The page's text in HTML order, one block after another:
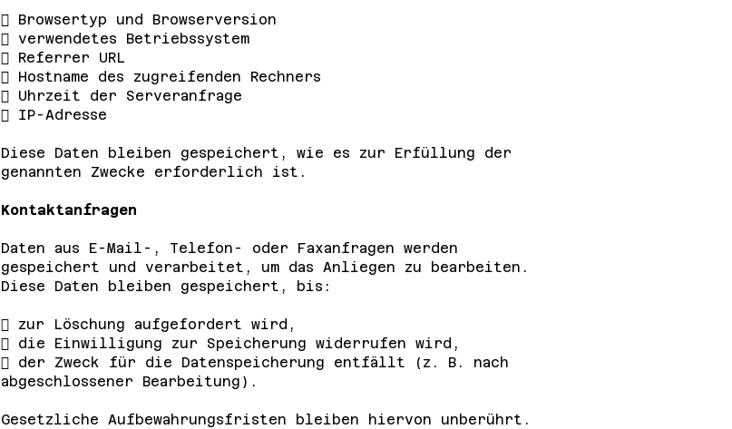
 Browsertyp und Browserversion
 verwendetes Betriebssystem
 Referrer URL
 Hostname des zugreifenden Rechners
 Uhrzeit der Serveranfrage
 IP-Adresse
Diese Daten bleiben gespeichert, wie es zur Erfüllung der
genannten Zwecke erforderlich ist.
Kontaktanfragen
Daten aus E-Mail-, Telefon- oder Faxanfragen werden
gespeichert und verarbeitet, um das Anliegen zu bearbeiten.
Diese Daten bleiben gespeichert, bis:
 zur Löschung aufgefordert wird,
 die Einwilligung zur Speicherung widerrufen wird,
 der Zweck für die Datenspeicherung entfällt (z. B. nach
abgeschlossener Bearbeitung).
Gesetzliche Aufbewahrungsfristen bleiben hiervon unberührt.